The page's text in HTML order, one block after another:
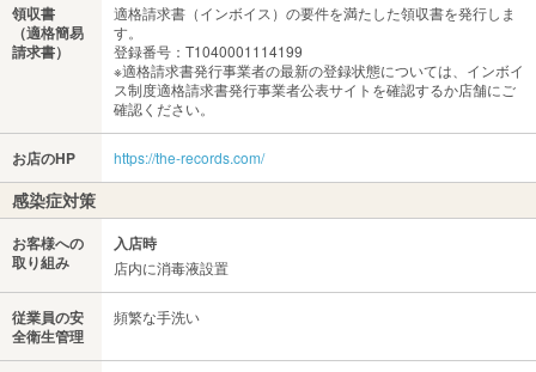
領収書
（適格簡易
請求書）
適格請求書（インボイス）の要件を満たした領収書を発行しま
す。
登録番号：T1040001114199
※適格請求書発行事業者の最新の登録状態については、インボイ
ス制度適格請求書発行事業者公表サイトを確認するか店舗にご
確認ください。
お店のHP https://the-records.com/
感染症対策
お客様への
取り組み
入店時
店内に消毒液設置
従業員の安
全衛生管理
頻繁な手洗い